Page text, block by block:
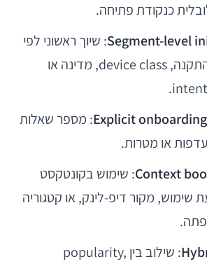
כנקודת פתיחה.
Segment-level: שיוך ראשוני לפי
שפה, מקור התקנה, device class, מדינה או
Explicit: מספר שאלות
או מטרות.
Context: שימוש בקונטקסט
שימוש, מקור דיפ-לינק, או קטגוריה
: שילוב בין popularity,